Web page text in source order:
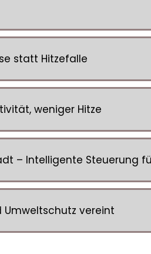
statt Hitzefalle
weniger Hitze
– Intelligente Steuerung
Umweltschutz vereint